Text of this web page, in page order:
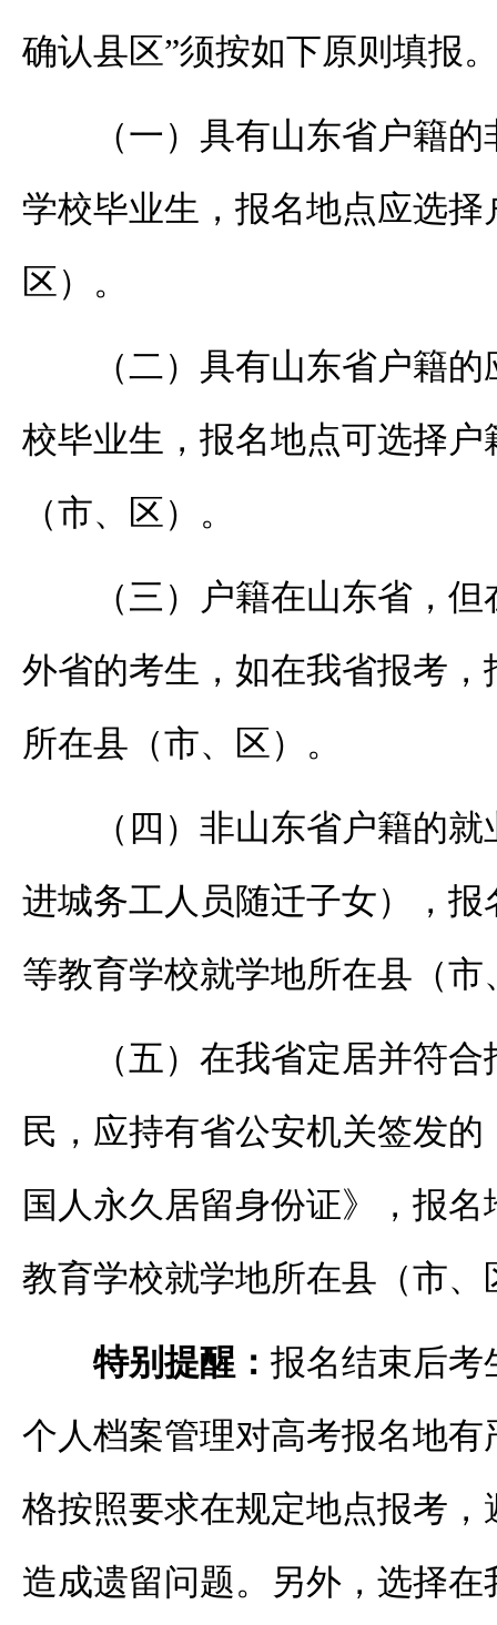
确认县区”须按如下原则填报
（一）具有山东省户籍
学校毕业生，报名地点应选
区）。
（二）具有山东省户籍
校毕业生，报名地点可选择户
（市、区）。
（三）户籍在山东省，
外省的考生，如在我省报考
所在县（市、区）。
（四）非山东省户籍的
进城务工人员随迁子女），
等教育学校就学地所在县（市
（五）在我省定居并符
民，应持有省公安机关签发
国人永久居留身份证》，报
教育学校就学地所在县（市、
特别提醒： 报名结束后考
个人档案管理对高考报名地
格按照要求在规定地点报考
造成遗留问题。另外，选择